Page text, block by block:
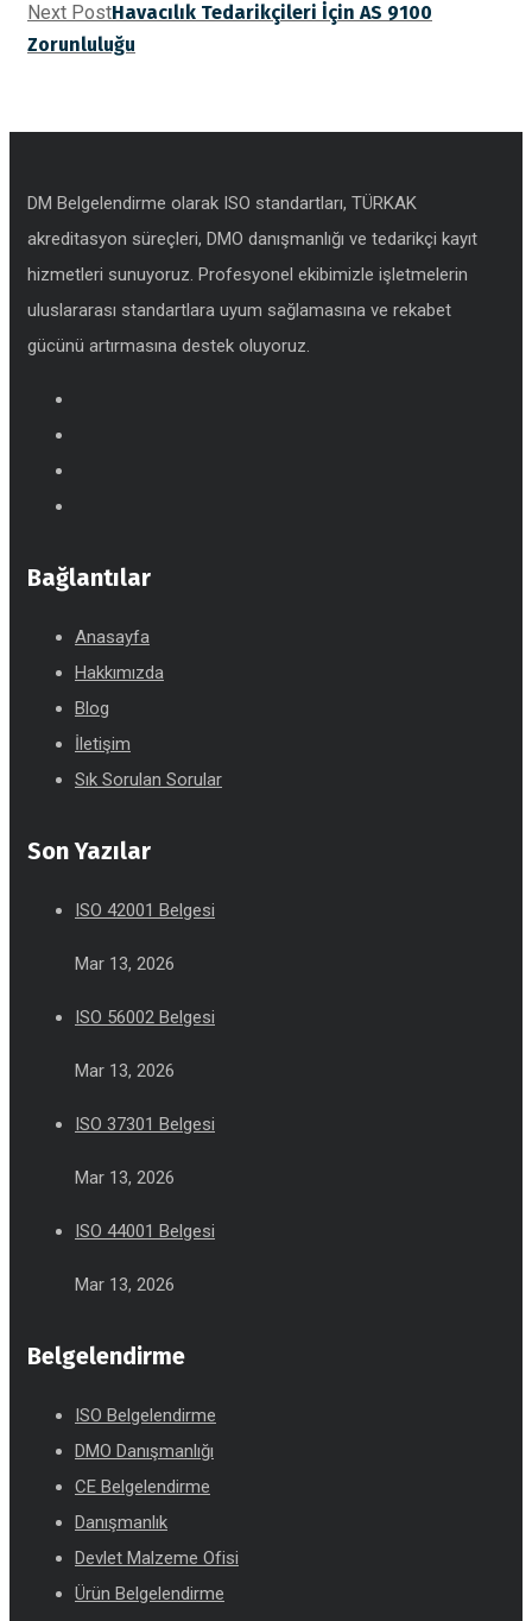
Next PostHavacılık Tedarikçileri İçin AS 9100
Zorunluluğu
DM Belgelendirme olarak ISO standartları, TÜRKAK
akreditasyon süreçleri, DMO danışmanlığı ve tedarikçi kayıt
hizmetleri sunuyoruz. Profesyonel ekibimizle işletmelerin
uluslararası standartlara uyum sağlamasına ve rekabet
gücünü artırmasına destek oluyoruz.
Bağlantılar
Anasayfa
Hakkımızda
Blog
İletişim
Sık Sorulan Sorular
Son Yazılar
ISO 42001 Belgesi
Mar 13, 2026
ISO 56002 Belgesi
Mar 13, 2026
ISO 37301 Belgesi
Mar 13, 2026
ISO 44001 Belgesi
Mar 13, 2026
Belgelendirme
ISO Belgelendirme
DMO Danışmanlığı
CE Belgelendirme
Danışmanlık
Devlet Malzeme Ofisi
Ürün Belgelendirme